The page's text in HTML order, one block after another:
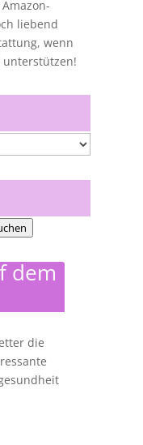
liebend
wenn
unterstützen!
dem
die